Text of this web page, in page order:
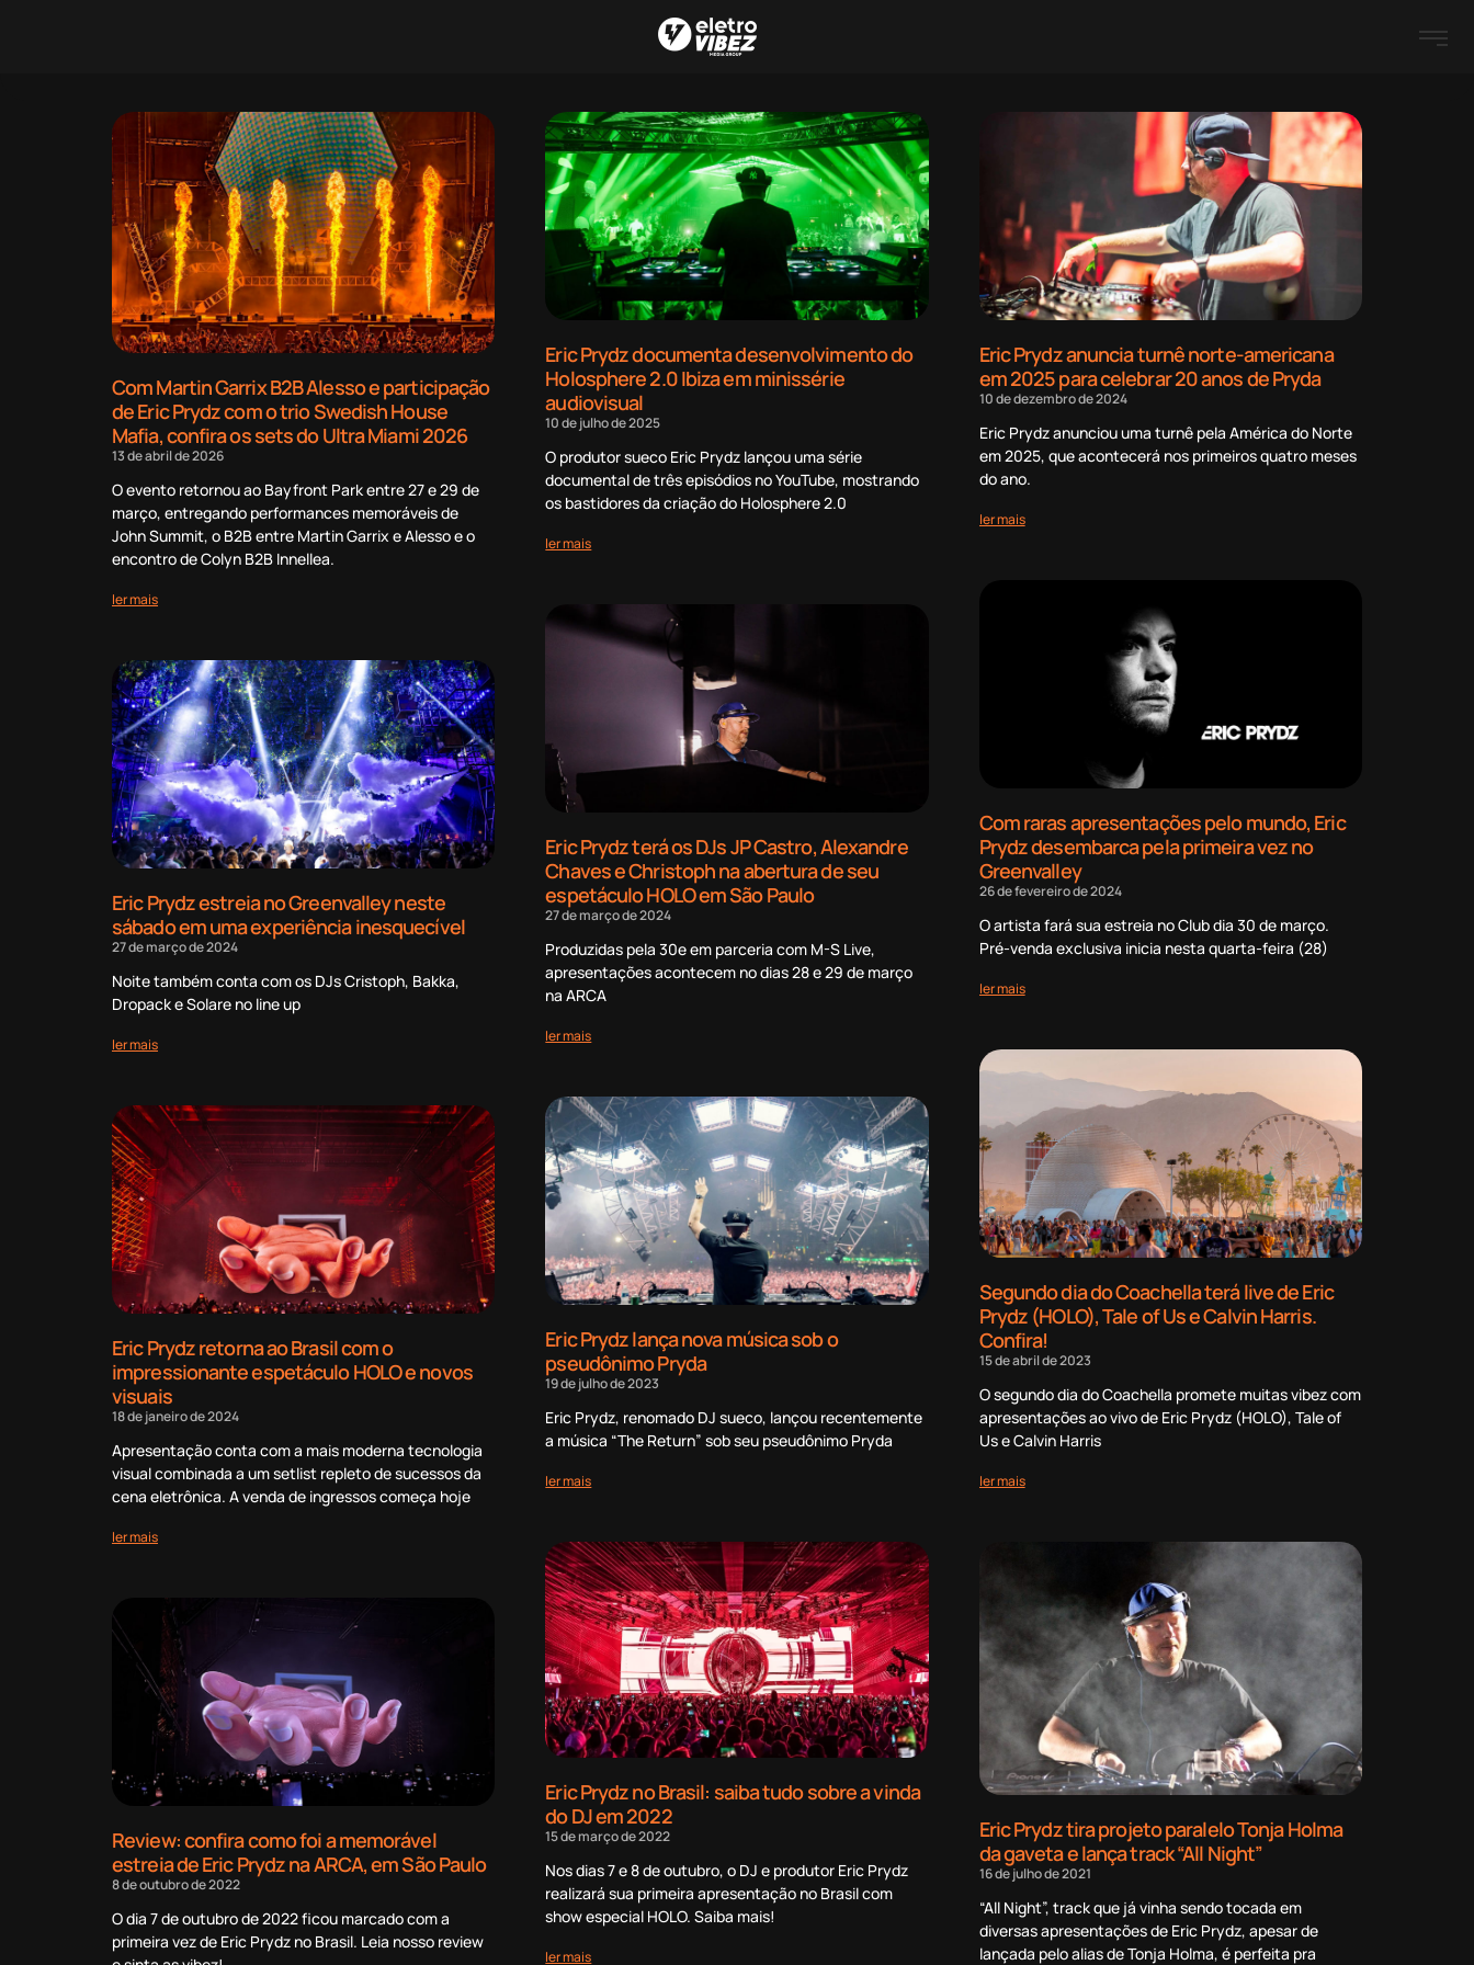
Com Martin Garrix B2B Alesso e participação
de Eric Prydz com o trio Swedish House
Mafia, confira os sets do Ultra Miami 2026
13 de abril de 2026
O evento retornou ao Bayfront Park entre 27 e 29 de
março, entregando performances memoráveis de
John Summit, o B2B entre Martin Garrix e Alesso e o
encontro de Colyn B2B Innellea.
ler mais
Eric Prydz documenta desenvolvimento do
Holosphere 2.0 Ibiza em minissérie
audiovisual
10 de julho de 2025
O produtor sueco Eric Prydz lançou uma série
documental de três episódios no YouTube, mostrando
os bastidores da criação do Holosphere 2.0
ler mais
Eric Prydz anuncia turnê norte-americana
em 2025 para celebrar 20 anos de Pryda
10 de dezembro de 2024
Eric Prydz anunciou uma turnê pela América do Norte
em 2025, que acontecerá nos primeiros quatro meses
do ano.
ler mais
Eric Prydz estreia no Greenvalley neste
sábado em uma experiência inesquecível
27 de março de 2024
Noite também conta com os DJs Cristoph, Bakka,
Dropack e Solare no line up
ler mais
Eric Prydz terá os DJs JP Castro, Alexandre
Chaves e Christoph na abertura de seu
espetáculo HOLO em São Paulo
27 de março de 2024
Produzidas pela 30e em parceria com M-S Live,
apresentações acontecem no dias 28 e 29 de março
na ARCA
ler mais
Com raras apresentações pelo mundo, Eric
Prydz desembarca pela primeira vez no
Greenvalley
26 de fevereiro de 2024
O artista fará sua estreia no Club dia 30 de março.
Pré-venda exclusiva inicia nesta quarta-feira (28)
ler mais
Eric Prydz retorna ao Brasil com o
impressionante espetáculo HOLO e novos
visuais
18 de janeiro de 2024
Apresentação conta com a mais moderna tecnologia
visual combinada a um setlist repleto de sucessos da
cena eletrônica. A venda de ingressos começa hoje
ler mais
Eric Prydz lança nova música sob o
pseudônimo Pryda
19 de julho de 2023
Eric Prydz, renomado DJ sueco, lançou recentemente
a música “The Return” sob seu pseudônimo Pryda
ler mais
Segundo dia do Coachella terá live de Eric
Prydz (HOLO), Tale of Us e Calvin Harris.
Confira!
15 de abril de 2023
O segundo dia do Coachella promete muitas vibez com
apresentações ao vivo de Eric Prydz (HOLO), Tale of
Us e Calvin Harris
ler mais
Review: confira como foi a memorável
estreia de Eric Prydz na ARCA, em São Paulo
8 de outubro de 2022
O dia 7 de outubro de 2022 ficou marcado com a
primeira vez de Eric Prydz no Brasil. Leia nosso review
Eric Prydz no Brasil: saiba tudo sobre a vinda
do DJ em 2022
15 de março de 2022
Nos dias 7 e 8 de outubro, o DJ e produtor Eric Prydz
realizará sua primeira apresentação no Brasil com
show especial HOLO. Saiba mais!
ler mais
Eric Prydz tira projeto paralelo Tonja Holma
da gaveta e lança track “All Night”
16 de julho de 2021
“All Night”, track que já vinha sendo tocada em
diversas apresentações de Eric Prydz, apesar de
lançada pelo alias de Tonja Holma, é perfeita pra